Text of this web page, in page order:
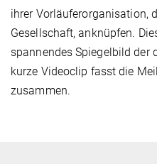
ihrer Vorläuferorganisation,
Gesellschaft, anknüpfen.
spannendes Spiegelbild der
kurze Videoclip fasst die
zusammen.